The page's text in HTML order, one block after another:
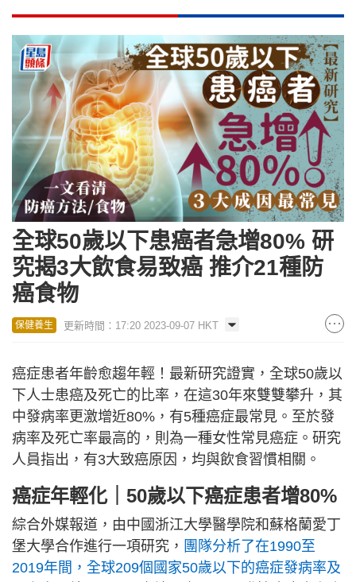
全球50歲以下患癌者急增80% 研
究揭3大飲食易致癌 推介21種防
癌食物
保健養生 更新時間：17:20 2023-09-07 HKT
癌症患者年齡愈趨年輕！最新研究證實，全球50歲以
下人士患癌及死亡的比率，在這30年來雙雙攀升，其
中發病率更激增近80%，有5種癌症最常見。至於發
病率及死亡率最高的，則為一種女性常見癌症。研究
人員指出，有3大致癌原因，均與飲食習慣相關。
癌症年輕化｜50歲以下癌症患者增80%
綜合外媒報道，由中國浙江大學醫學院和蘇格蘭愛丁
堡大學合作進行一項研究， 團隊分析了在1990至
2019年間，全球209個國家50歲以下的癌症發病率及